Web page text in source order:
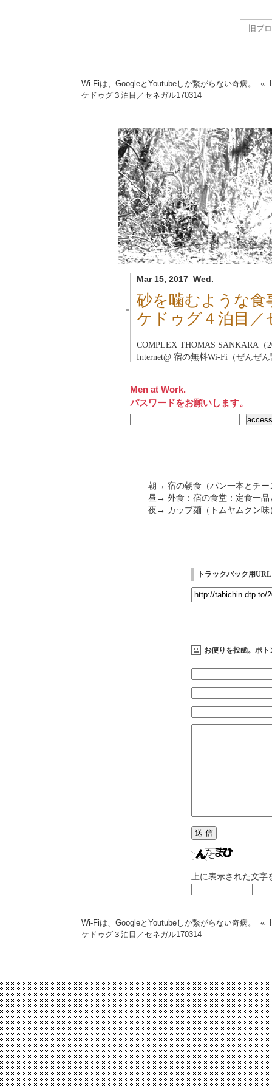
Wi-Fiは、GoogleとYoutubeしか繋がらない奇病。
ケドゥグ３泊目／セネガル170314
«
Mar 15, 2017_Wed.
■
砂を噛むような食
ケドゥグ４泊目／
COMPLEX THOMAS SANKARA（
Internet@ 宿の無料Wi-Fi（ぜんぜ
Men at Work.
パスワードをお願いします。
朝→ 宿の朝食（パン一本とチー
昼→ 外食：宿の食堂：定食一品
夜→ カップ麺（トムヤムクン味
トラックバック用URL
お便りを投函。ポト
上に表示された文
Wi-Fiは、GoogleとYoutubeしか繋がらない奇病。
ケドゥグ３泊目／セネガル170314
«